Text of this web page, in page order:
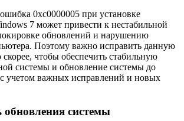
0xc0000005 при установке
7 может привести к нестабильной
обновлений и нарушению
Поэтому важно исправить данную
чтобы обеспечить стабильную
системы и обновление системы до
учетом важных исправлений и новых
обновления системы